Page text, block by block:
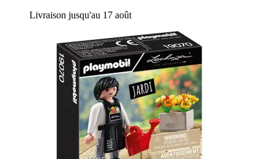
Livraison jusqu'au 17 août